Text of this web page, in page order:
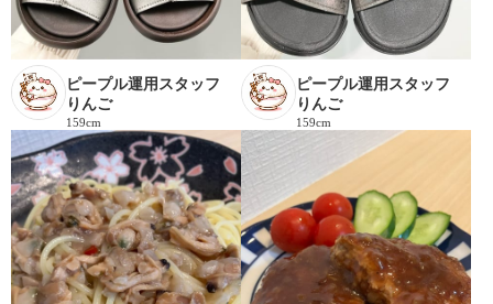
ピープル運用スタッフ
りんご
159cm
ピープル運用スタッフ
りんご
159cm